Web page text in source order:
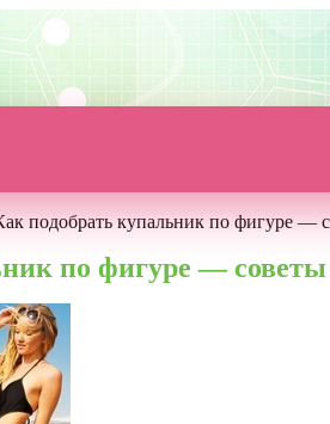
подобрать купальник по фигуре —
по фигуре — советы